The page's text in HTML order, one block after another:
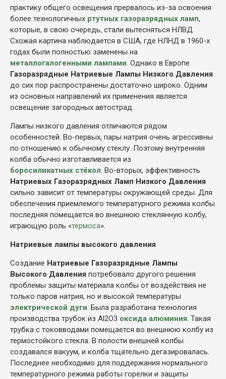
практику общего освещения прервалось из-за освоения
более технологичных ртутных газоразрядных ламп,
которые, в свою очередь, стали вытесняться НЛВД.
Схожая картина наблюдается в США, где НЛНД в 1960-х
годах были полностью заменены на
металлогалогенными лампами. Однако в Европе
Газоразрядные Натриевые Лампы Низкого Давления
до сих пор распространены достаточно широко. Одним
из основных направлений их применения является
освещение загородных автострад.
Лампы низкого давления отличаются рядом
особенностей. Во-первых, пары натрия очень агрессивны
по отношению к обычному стеклу. Поэтому внутренняя
колба обычно изготавливается из
боросиликатных стёкол. Во-вторых, эффективность
Натриевых Газоразрядных Ламп Низкого Давления
сильно зависит от температуры окружающей среды. Для
обеспечения приемлемого температурного режима колбы
последняя помещается во внешнюю стеклянную колбу,
играющую роль «термоса».
Натриевые лампы высокого давления
Создание Натриевые Газоразрядные Лампы
Высокого Давления потребовало другого решения
проблемы защиты материала колбы от воздействия не
только паров натрия, но и высокой температуры
электрической дуги. Была разработана технология
производства трубок из Al2O3 оксида алюминия. Такая
трубка с токовводами помещается во внешнюю колбу из
термостойкого стекла. В полости внешней колбы
создавался вакуум, и колба тщательно дегазировалась.
Последнее необходимо для поддержания нормального
температурного режима работы горелки и защиты